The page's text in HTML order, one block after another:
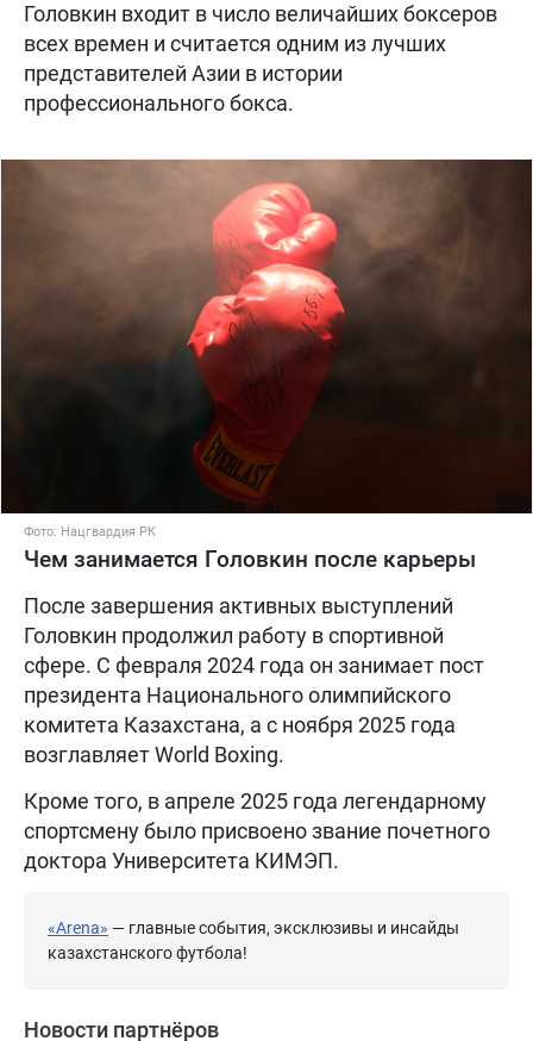
Головкин входит в число величайших боксеров
всех времен и считается одним из лучших
представителей Азии в истории
профессионального бокса.
Фото: Нацгвардия РК
Чем занимается Головкин после карьеры
После завершения активных выступлений
Головкин продолжил работу в спортивной
сфере. С февраля 2024 года он занимает пост
президента Национального олимпийского
комитета Казахстана, а с ноября 2025 года
возглавляет World Boxing.
Кроме того, в апреле 2025 года легендарному
спортсмену было присвоено звание почетного
доктора Университета КИМЭП.
«Arena» — главные события, эксклюзивы и инсайды
казахстанского футбола!